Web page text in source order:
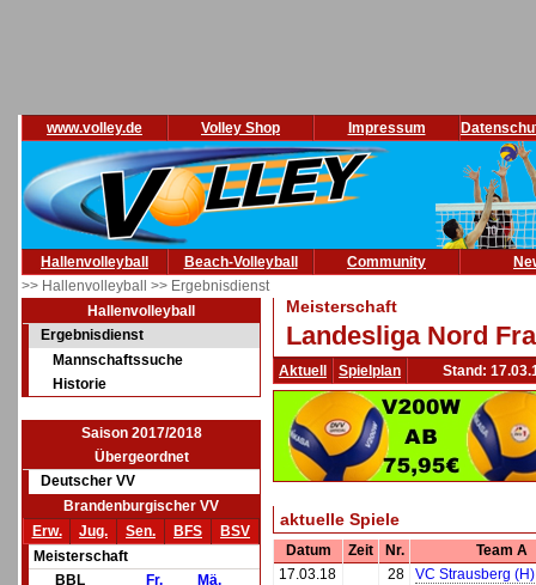
www.volley.de Volley Shop Impressum
Hallenvolleyball Beach-Volleyball Community
>> Hallenvolleyball >> Ergebnisdienst
Hallenvolleyball
Ergebnisdienst
Mannschaftssuche
Historie
Saison 2017/2018
Übergeordnet
Deutscher VV
Brandenburgischer VV
Erw.
Jug. Sen. BFS
BSV
Meisterschaft
BBL
Fr.
Mä.
Meisterschaft
Landesliga Nord
Aktuell Spielplan Stand:
aktuelle Spiele
Datum Zeit Nr.
Team A
17.03.18
28
VC Strausberg (H)